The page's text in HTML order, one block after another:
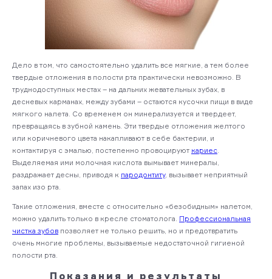
Дело в том, что самостоятельно удалить все мягкие, а тем более
твердые отложения в полости рта практически невозможно. В
труднодоступных местах – на дальних жевательных зубах, в
десневых карманах, между зубами – остаются кусочки пищи в виде
мягкого налета. Со временем он минерализуется и твердеет,
превращаясь в зубной камень. Эти твердые отложения желтого
или коричневого цвета накапливают в себе бактерии, и
контактируя с эмалью, постепенно провоцируют кариес.
Выделяемая ими молочная кислота вымывает минералы,
раздражает десны, приводя к пародонтиту, вызывает неприятный
запах изо рта.
Такие отложения, вместе с относительно «безобидным» налетом,
можно удалить только в кресле стоматолога. Профессиональная
чистка зубов позволяет не только решить, но и предотвратить
очень многие проблемы, вызываемые недостаточной гигиеной
полости рта.
Показания и результаты